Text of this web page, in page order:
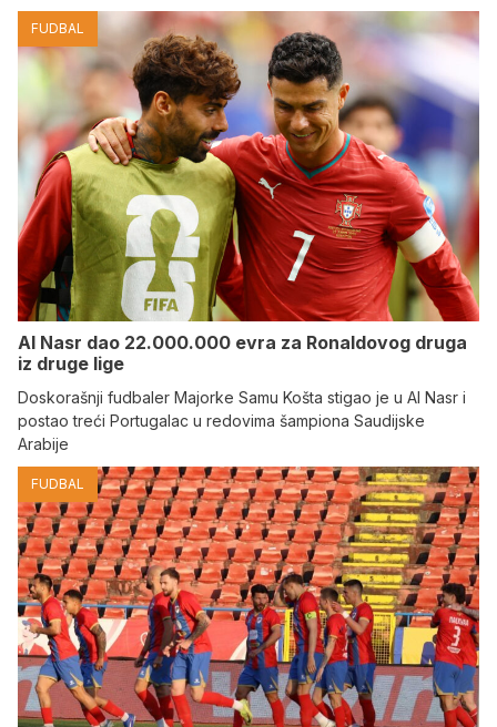
FUDBAL
Al Nasr dao 22.000.000 evra za Ronaldovog druga
iz druge lige
Doskorašnji fudbaler Majorke Samu Košta stigao je u Al Nasr i
postao treći Portugalac u redovima šampiona Saudijske
Arabije
FUDBAL